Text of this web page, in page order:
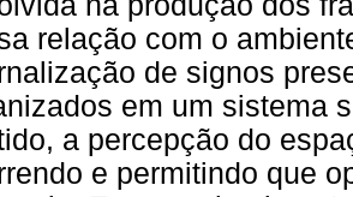
relação com o
de signos
em um sistema
a percepção do
e permitindo que